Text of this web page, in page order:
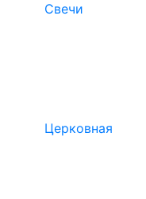
Свечи
Церковная